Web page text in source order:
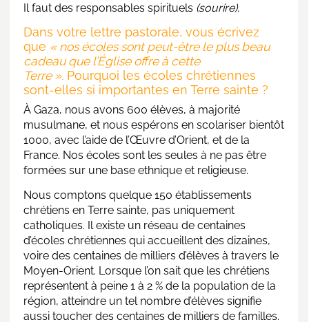
Il faut des responsables spirituels (sourire).
Dans votre lettre pastorale, vous écrivez
que « nos écoles sont peut-être le plus beau
cadeau que l’Église offre à cette
Terre ». Pourquoi les écoles chrétiennes
sont-elles si importantes en Terre sainte ?
À Gaza, nous avons 600 élèves, à majorité
musulmane, et nous espérons en scolariser bientôt
1000, avec l’aide de l’Œuvre d’Orient, et de la
France. Nos écoles sont les seules à ne pas être
formées sur une base ethnique et religieuse.
Nous comptons quelque 150 établissements
chrétiens en Terre sainte, pas uniquement
catholiques. Il existe un réseau de centaines
d’écoles chrétiennes qui accueillent des dizaines,
voire des centaines de milliers d’élèves à travers le
Moyen-Orient. Lorsque l’on sait que les chrétiens
représentent à peine 1 à 2 % de la population de la
région, atteindre un tel nombre d’élèves signifie
aussi toucher des centaines de milliers de familles.